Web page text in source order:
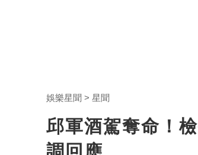
娛樂星聞 星聞
邱軍酒駕奪命！
調回應